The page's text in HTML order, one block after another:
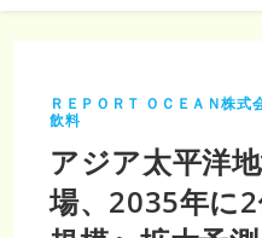
ＲＥＰＯＲＴ ＯＣＥＡＮ株式
飲料
アジア太平洋
場、2035年に